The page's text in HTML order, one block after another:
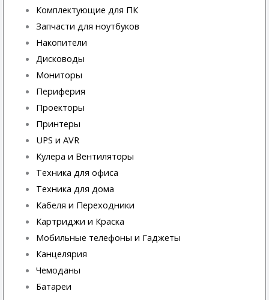
Комплектующие для ПК
Запчасти для ноутбуков
Накопители
Дисководы
Мониторы
Периферия
Проекторы
Принтеры
UPS и AVR
Кулера и Вентиляторы
Техника для офиса
Техника для дома
Кабеля и Переходники
Картриджи и Краска
Мобильные телефоны и Гаджеты
Канцелярия
Чемоданы
Батареи